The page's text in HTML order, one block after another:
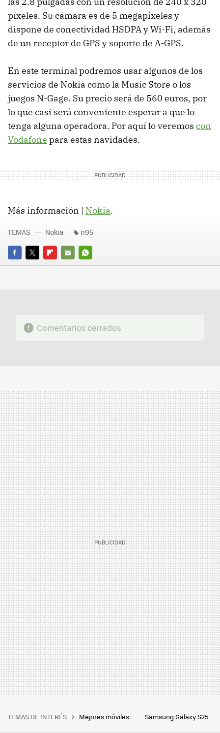
píxeles. Su cámara es de 5 megapíxeles y
dispone de conectividad HSDPA y Wi-Fi, además
de un receptor de GPS y soporte de A-GPS.
En este terminal podremos usar algunos de los
servicios de Nokia como la Music Store o los
juegos N-Gage. Su precio será de 560 euros, por
lo que casi será conveniente esperar a que lo
tenga alguna operadora. Por aquí lo veremos con
Vodafone para estas navidades.
Más información | Nokia.
FACEBOOK
TWITTERFLIPBOARD
E-
WHATSAPP
TEMAS Nokia n95
Comentarios cerrados
TEMAS DE INTERÉS Mejores móviles Samsung Galaxy S25